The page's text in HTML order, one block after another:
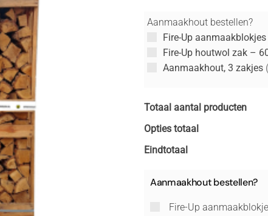
Aanmaakhout bestellen?
Fire-Up
Fire-Up houtwol zak –
Aanmaakhout, 3 zakjes
Totaal aantal producten
Opties totaal
Eindtotaal
Aanmaakhout bestellen?
Fire-Up